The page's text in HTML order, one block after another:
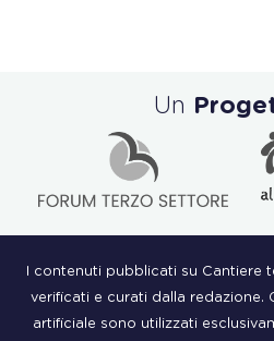
Un
I contenuti pubblicati su Cantiere
verificati e curati dalla redazione.
artificiale sono utilizzati